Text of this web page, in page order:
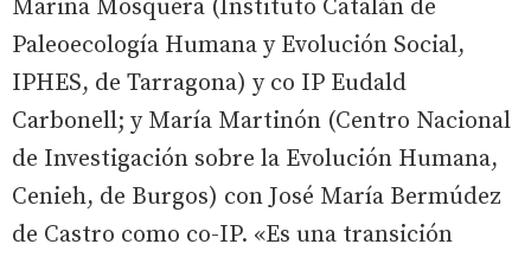
Marina Mosquera (Instituto Catalán de
Paleoecología Humana y Evolución Social,
IPHES, de Tarragona) y co IP Eudald
Carbonell; y María Martinón (Centro Nacional
de Investigación sobre la Evolución Humana,
Cenieh, de Burgos) con José María Bermúdez
de Castro como co-IP. «Es una transición